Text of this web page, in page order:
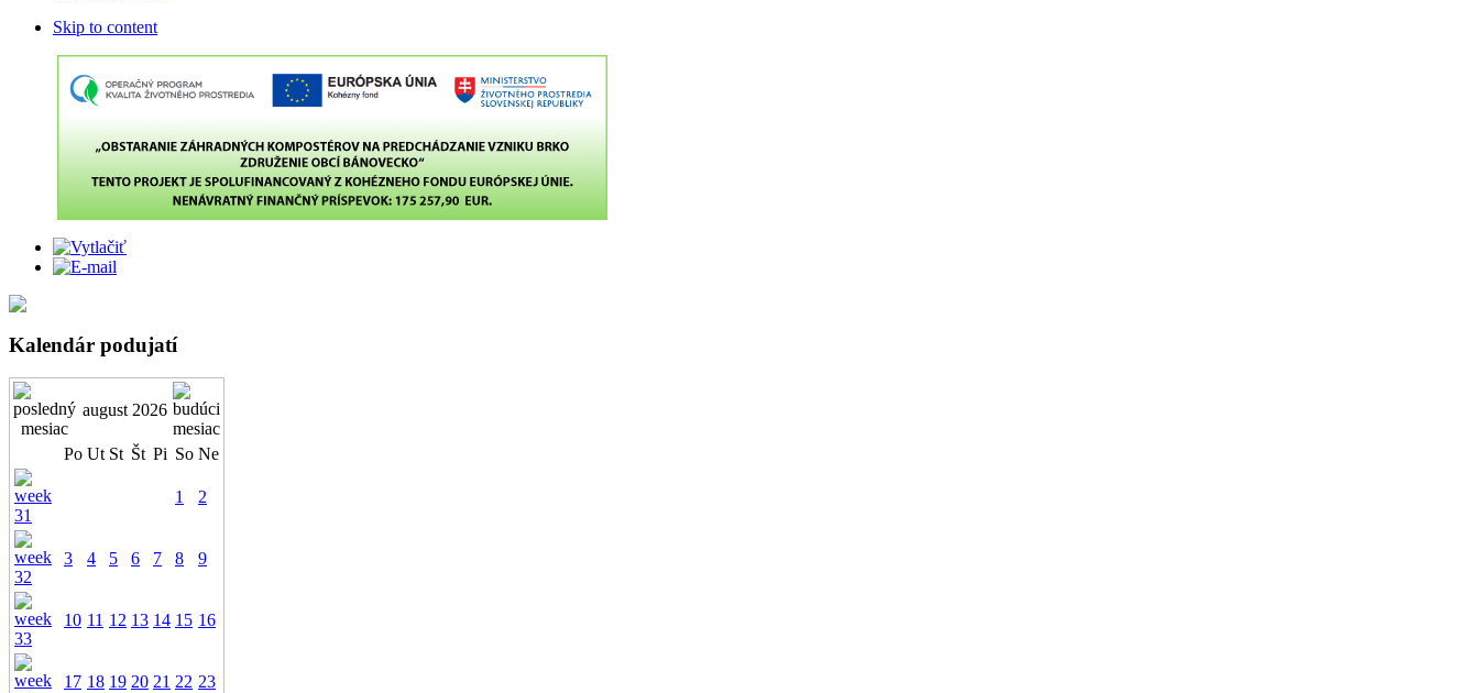
Skip to content
Kalendár podujatí
august 2026
Po Ut St Št Pi So Ne
1 2
3 4 5 6 7 8 9
10 11 12 13 14 15 16
17 18 19 20 21 22 23